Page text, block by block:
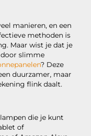
manieren, en een
methoden is
Maar wist je dat je
slimme
? Deze
duurzamer, maar
flink daalt.
die je kunt
of